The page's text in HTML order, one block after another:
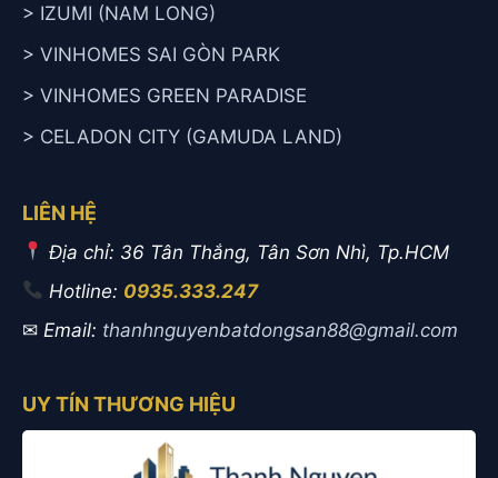
> IZUMI (NAM LONG)
> VINHOMES SAI GÒN PARK
> VINHOMES GREEN PARADISE
> CELADON CITY (GAMUDA LAND)
LIÊN HỆ
Địa chỉ: 36 Tân Thắng, Tân Sơn Nhì, Tp.HCM
Hotline: 0935.333.247
✉ Email: thanhnguyenbatdongsan88@gmail.com
UY TÍN THƯƠNG HIỆU